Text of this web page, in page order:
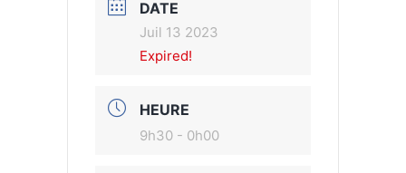
DATE
Juil 13 2023
Expired!
HEURE
9h30 - 0h00